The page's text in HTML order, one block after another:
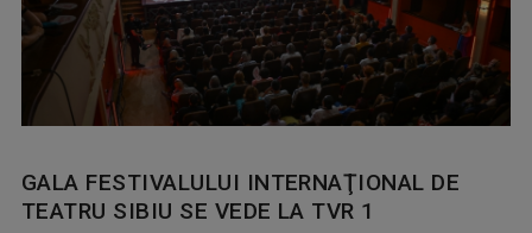
GALA FESTIVALULUI INTERNAŢIONAL DE
TEATRU SIBIU SE VEDE LA TVR 1